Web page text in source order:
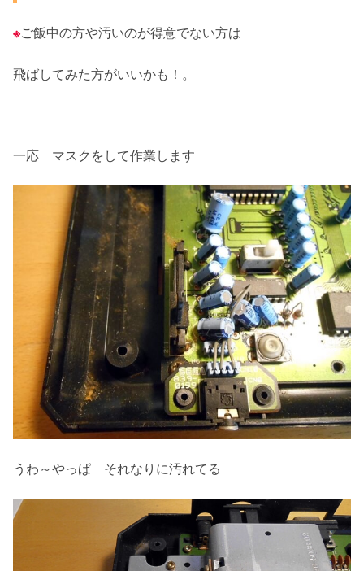
※ご飯中の方や汚いのが得意でない方は
飛ばしてみた方がいいかも！。
一応 マスクをして作業します
うわ～やっぱ それなりに汚れてる